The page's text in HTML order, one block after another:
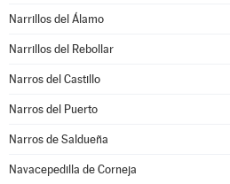
Narrillos del Álamo
Narrillos del Rebollar
Narros del Castillo
Narros del Puerto
Narros de Saldueña
Navacepedilla de Corneja